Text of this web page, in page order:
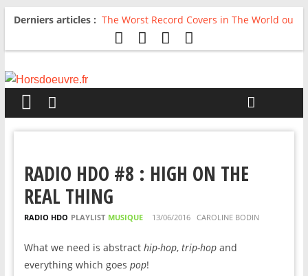
Derniers articles : The Worst Record Covers in The World ou
Comment rire du pire
Avril 2026 : C’est dans les vieux pots
For The First Time, Again : Tyler Ballgame
RADIO HDO #8 : HIGH ON THE
REAL THING
RADIO HDO PLAYLIST MUSIQUE 13/06/2016 CAROLINE BODIN
What we need is abstract hip-hop, trip-hopand
everything which goes pop!